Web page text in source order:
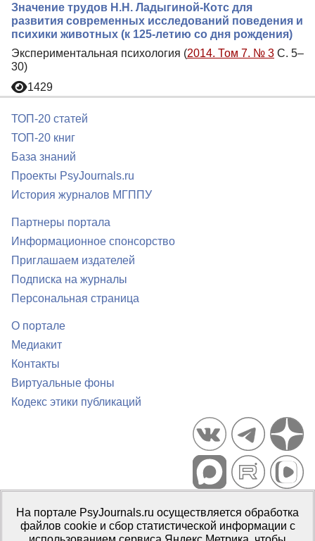
Значение трудов Н.Н. Ладыгиной-Котс для
развития современных исследований поведения и
психики животных (к 125-летию со дня рождения)
Экспериментальная психология (2014. Том 7. № 3 С. 5–
30)
1429
ТОП-20 статей
ТОП-20 книг
База знаний
Проекты PsyJournals.ru
История журналов МГППУ
Партнеры портала
Информационное спонсорство
Приглашаем издателей
Подписка на журналы
Персональная страница
О портале
Медиакит
Контакты
Виртуальные фоны
Кодекс этики публикаций
Портал психологических изданий PsyJournals.ru, 2007–2026
Правила использования материалов
Свидетельство регистрации СМИЭл № ФС77-66447 от 14 июля
На портале PsyJournals.ru осуществляется обработка
файлов cookie и сбор статистической информации с